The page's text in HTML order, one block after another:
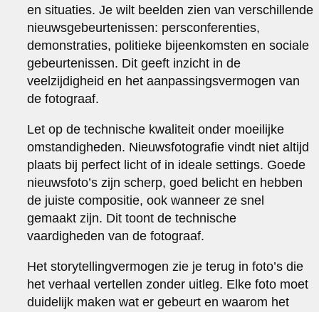
en situaties. Je wilt beelden zien van verschillende
nieuwsgebeurtenissen: persconferenties,
demonstraties, politieke bijeenkomsten en sociale
gebeurtenissen. Dit geeft inzicht in de
veelzijdigheid en het aanpassingsvermogen van
de fotograaf.
Let op de technische kwaliteit onder moeilijke
omstandigheden. Nieuwsfotografie vindt niet altijd
plaats bij perfect licht of in ideale settings. Goede
nieuwsfoto’s zijn scherp, goed belicht en hebben
de juiste compositie, ook wanneer ze snel
gemaakt zijn. Dit toont de technische
vaardigheden van de fotograaf.
Het storytellingvermogen zie je terug in foto’s die
het verhaal vertellen zonder uitleg. Elke foto moet
duidelijk maken wat er gebeurt en waarom het